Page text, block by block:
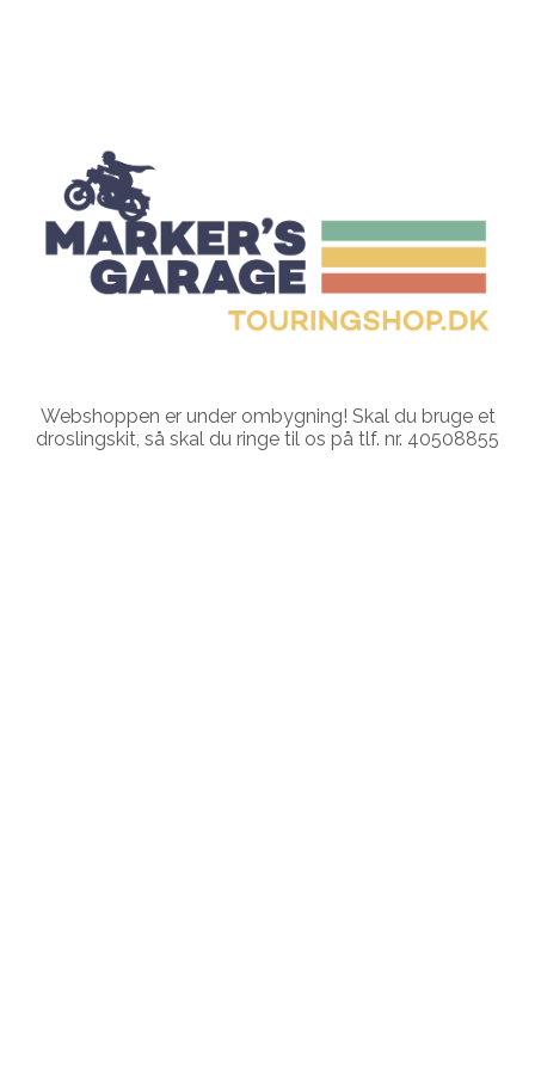
Webshoppen er under ombygning! Skal du bruge et
droslingskit, så skal du ringe til os på tlf. nr. 40508855